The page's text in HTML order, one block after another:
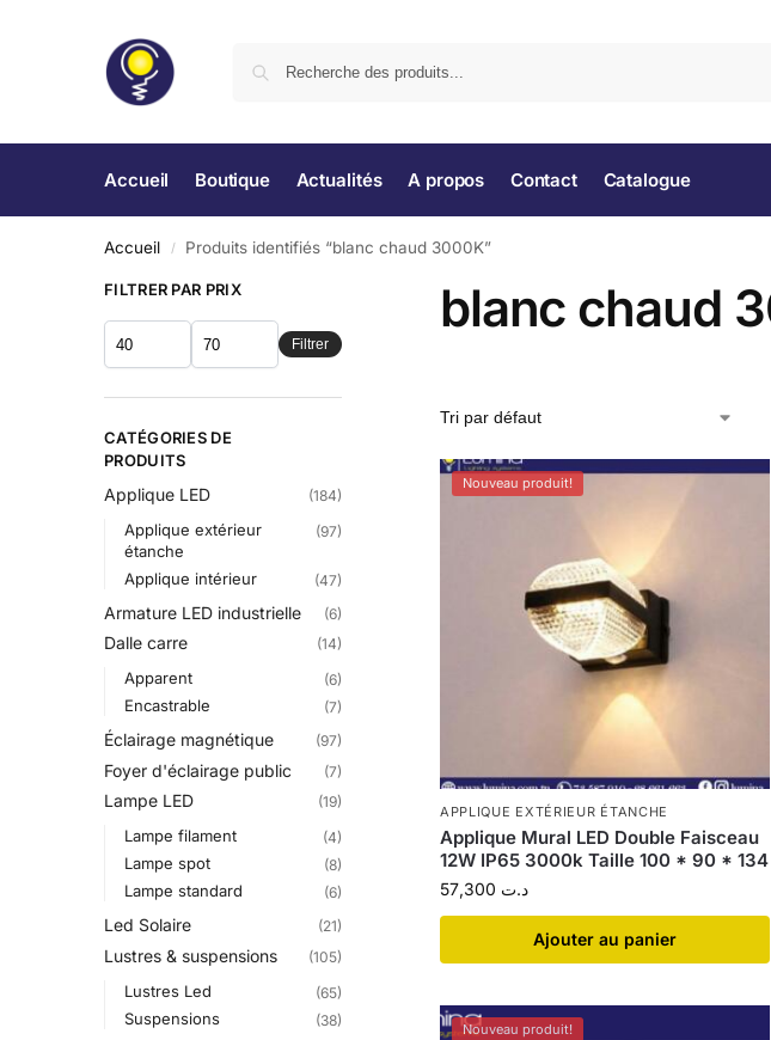
Accueil Boutique Actualités A propos Contact Catalogue
Accueil / Produits identifiés “blanc chaud 3000K”
blanc chaud
Nouveau produit!
APPLIQUE EXTÉRIEUR ÉTANCHE
Applique Mural LED Double Faisceau
12W IP65 3000k Taille 100 * 90 * 134
د.ت
Ajouter au panier
Nouveau produit!
FILTRER PAR PRIX
Filtrer
CATÉGORIES DE
PRODUITS
Applique LED (184)
Applique extérieur
étanche
(97)
Applique intérieur (47)
Armature LED industrielle (6)
Dalle carre (14)
Apparent (6)
Encastrable (7)
Éclairage magnétique (97)
Foyer d'éclairage public (7)
Lampe LED (19)
Lampe filament (4)
Lampe spot (8)
Lampe standard (6)
Led Solaire (21)
Lustres & suspensions (105)
Lustres Led (65)
Suspensions (38)